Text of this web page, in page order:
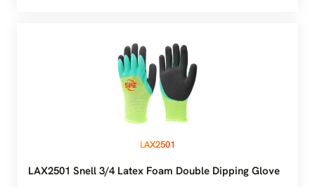
LAX2501
LAX2501 Snell 3/4 Latex Foam Double Dipping Glove